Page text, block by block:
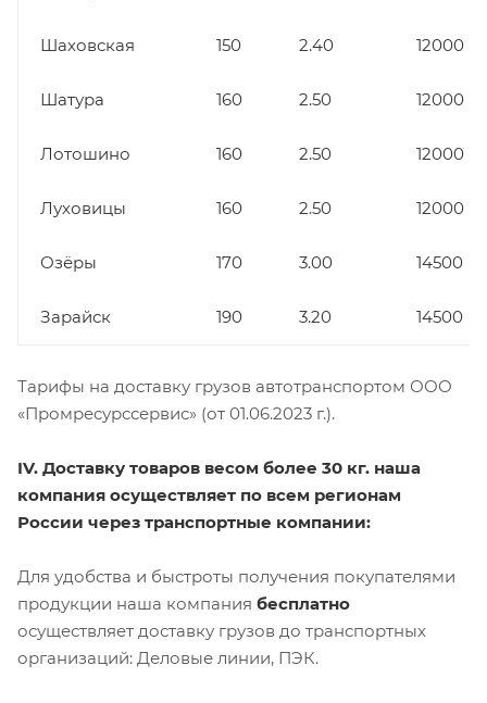
Шаховская 150 2.40 12000
Шатура 160 2.50 12000
Лотошино 160 2.50 12000
Луховицы 160 2.50 12000
Озёры 170 3.00 14500
Зарайск 190 3.20 14500
Тарифы на доставку грузов автотранспортом ООО
«Промресурссервис» (от 01.06.2023 г.).
IV. Доставку товаров весом более 30 кг. наша
компания осуществляет по всем регионам
России через транспортные компании:
Для удобства и быстроты получения покупателями
продукции наша компания бесплатно
осуществляет доставку грузов до транспортных
организаций: Деловые линии, ПЭК.